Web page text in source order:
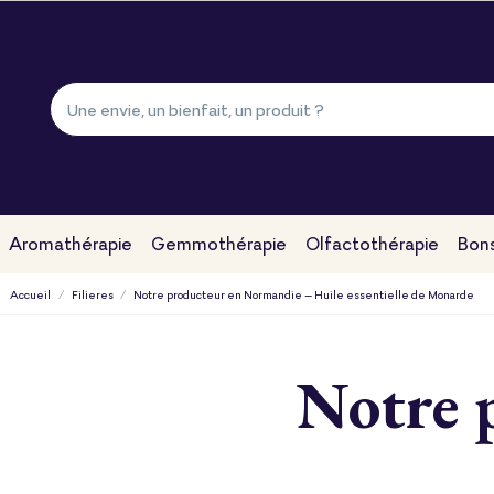
Aromathérapie Gemmothérapie Olfactothérapie
Accueil Filieres Notre producteur en Normandie – Huile essentielle de Monarde
Notre